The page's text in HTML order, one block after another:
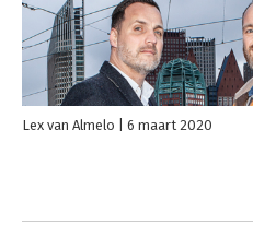
Lex van Almelo 6 maart 2020